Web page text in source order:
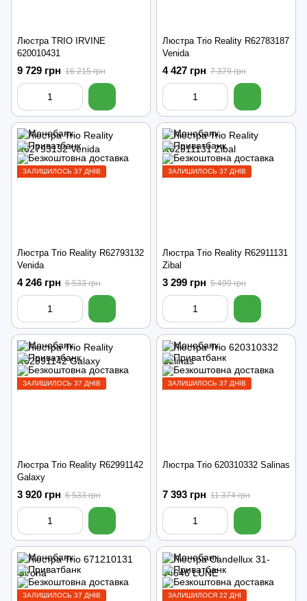
Люстра TRIO IRVINE
620010431
9 729 грн 16 215 грн
Люстра Trio Reality R62783187
Venida
4 427 грн 7 379 грн
ЗАЛИШИЛОСЬ 37 ДНІВ
Люстра Trio Reality R62793132
Venida
4 246 грн 6 533 грн
ЗАЛИШИЛОСЬ 37 ДНІВ
Люстра Trio Reality R62911131
Zibal
3 299 грн 5 499 грн
ЗАЛИШИЛОСЬ 37 ДНІВ
Люстра Trio Reality R62991142
Galaxy
3 920 грн 6 533 грн
ЗАЛИШИЛОСЬ 37 ДНІВ
Люстра Trio 620310332 Salinas
7 393 грн 11 374 грн
ЗАЛИШИЛОСЬ 37 ДНІВ ЗАЛИШИЛОСЯ 22 ДНІ